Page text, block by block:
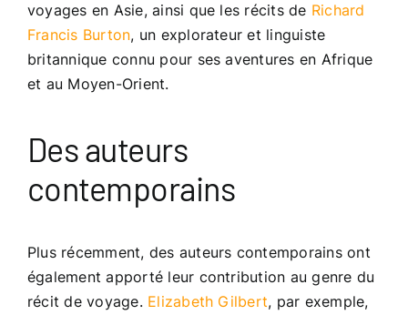
voyages en Asie, ainsi que les récits de Richard
Francis Burton, un explorateur et linguiste
britannique connu pour ses aventures en Afrique
et au Moyen-Orient.
Des auteurs
contemporains
Plus récemment, des auteurs contemporains ont
également apporté leur contribution au genre du
récit de voyage. Elizabeth Gilbert, par exemple,